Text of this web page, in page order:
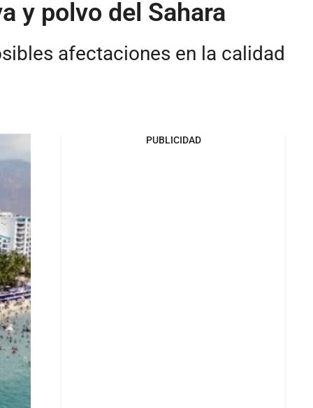
y polvo del Sahara
afectaciones en la calidad
PUBLICIDAD